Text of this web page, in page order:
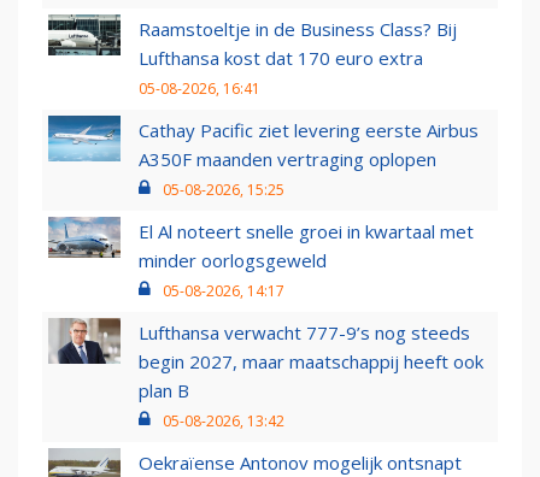
Raamstoeltje in de Business Class? Bij
Lufthansa kost dat 170 euro extra
05-08-2026, 16:41
Cathay Pacific ziet levering eerste Airbus
A350F maanden vertraging oplopen
05-08-2026, 15:25
El Al noteert snelle groei in kwartaal met
minder oorlogsgeweld
05-08-2026, 14:17
Lufthansa verwacht 777-9’s nog steeds
begin 2027, maar maatschappij heeft ook
plan B
05-08-2026, 13:42
Oekraïense Antonov mogelijk ontsnapt